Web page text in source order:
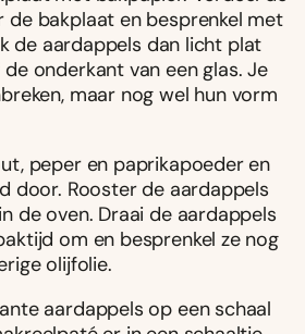
de bakplaat en besprenkel met
de aardappels dan licht plat
onderkant van een glas. Je
maar nog wel hun vorm
peper en paprikapoeder en
door. Rooster de aardappels
de oven. Draai de aardappels
om en besprenkel ze nog
olijfolie.
aardappels op een schaal